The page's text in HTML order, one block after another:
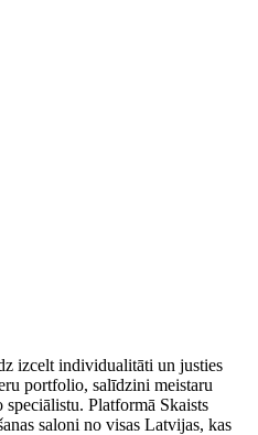
izcelt individualitāti un justies
portfolio, salīdzini meistaru
Platformā Skaists
saloni no visas Latvijas, kas